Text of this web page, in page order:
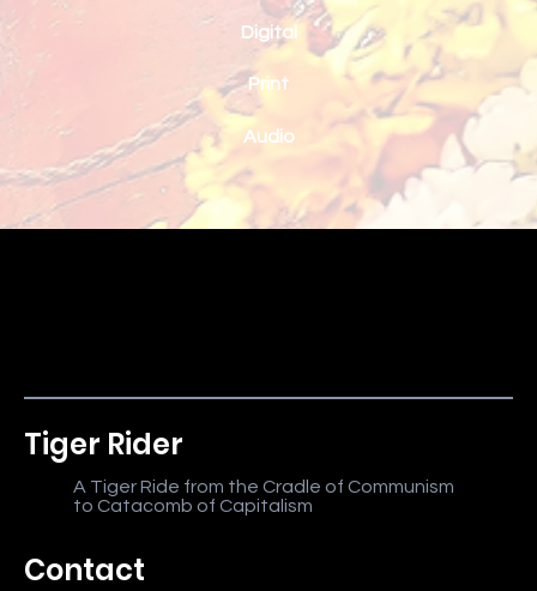
Digital
Print
Audio
Tiger Rider
A Tiger Ride from the Cradle of Communism
to Catacomb of Capitalism
Contact